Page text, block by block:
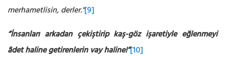
merhametlisin, derler."[9]
“İnsanları arkadan çekiştirip kaş-göz işaretiyle eğlenmeyi
âdet haline getirenlerin vay haline!”[10]